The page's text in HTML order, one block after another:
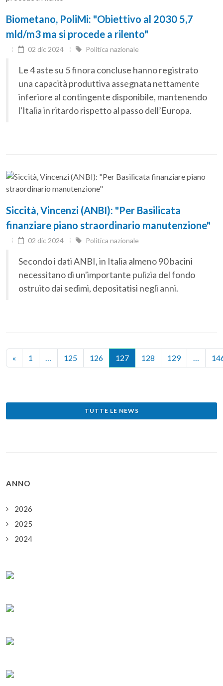
Biometano, PoliMi: "Obiettivo al 2030 5,7
mld/m3 ma si procede a rilento"
02 dic 2024 Politica nazionale
Le 4 aste su 5 finora concluse hanno registrato
una capacità produttiva assegnata nettamente
inferiore al contingente disponibile, mantenendo
l'Italia in ritardo rispetto al passo dell’Europa.
Siccità, Vincenzi (ANBI): "Per Basilicata
finanziare piano straordinario manutenzione"
02 dic 2024 Politica nazionale
Secondo i dati ANBI, in Italia almeno 90 bacini
necessitano di un'importante pulizia del fondo
ostruito dai sedimi, depositatisi negli anni.
« 1 … 125 126 127 128 129 …
TUTTE LE NEWS
ANNO
2026
2025
2024